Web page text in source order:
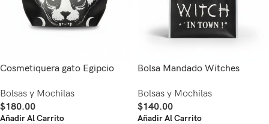
Cosmetiquera gato Egipcio
Bolsas y Mochilas
$180.00
Añadir Al Carrito
Bolsa Mandado Witches
Bolsas y Mochilas
$140.00
Añadir Al Carrito